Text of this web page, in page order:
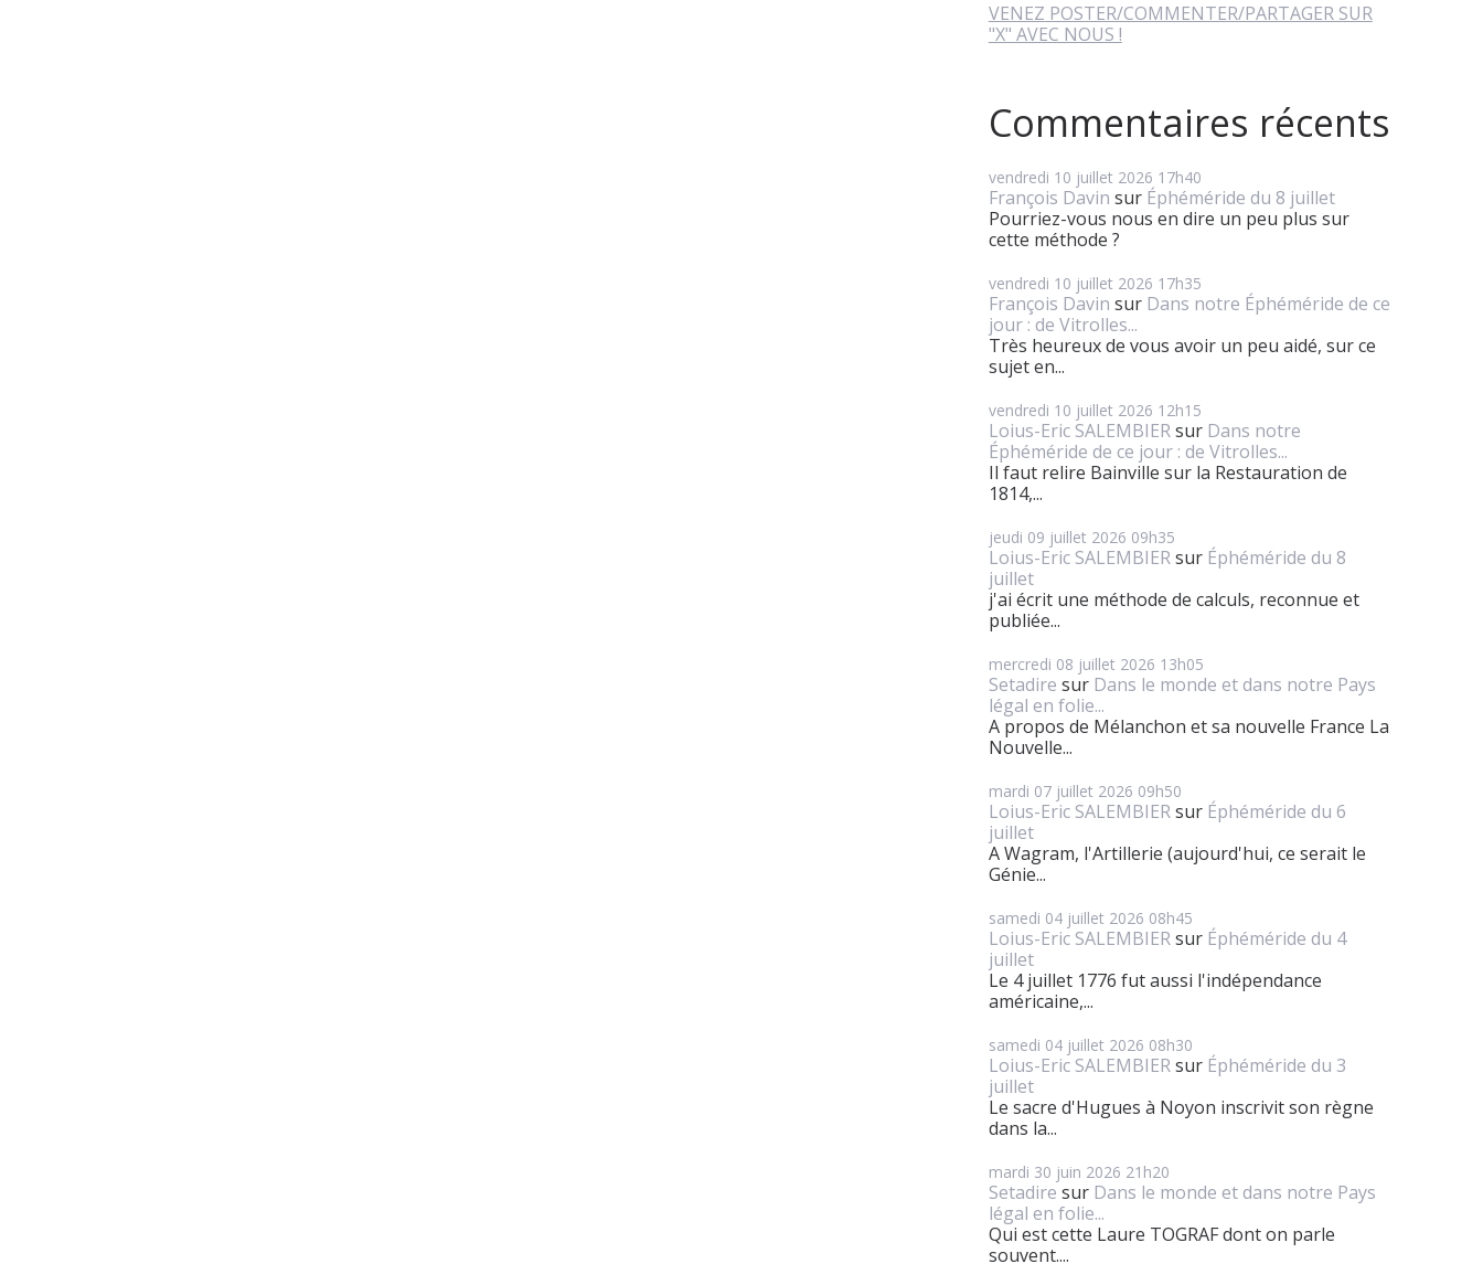
VENEZ POSTER/COMMENTER/PARTAGER SUR
"X" AVEC NOUS !
Commentaires récents
vendredi 10 juillet 2026 17h40
François Davin sur Éphéméride du 8 juillet
Pourriez-vous nous en dire un peu plus sur
cette méthode ?
vendredi 10 juillet 2026 17h35
François Davin sur Dans notre Éphéméride de ce
jour : de Vitrolles...
Très heureux de vous avoir un peu aidé, sur ce
sujet en...
vendredi 10 juillet 2026 12h15
Loius-Eric SALEMBIERsur Dans notre
Éphéméride de ce jour : de Vitrolles...
Il faut relire Bainville sur la Restauration de
1814,...
jeudi 09 juillet 2026 09h35
Loius-Eric SALEMBIERsur Éphéméride du 8
juillet
j'ai écrit une méthode de calculs, reconnue et
publiée...
mercredi 08 juillet 2026 13h05
Setadire sur Dans le monde et dans notre Pays
légal en folie...
A propos de Mélanchon et sa nouvelle France La
Nouvelle...
mardi 07 juillet 2026 09h50
Loius-Eric SALEMBIERsur Éphéméride du 6
juillet
A Wagram, l'Artillerie (aujourd'hui, ce serait le
Génie...
samedi 04 juillet 2026 08h45
Loius-Eric SALEMBIERsur Éphéméride du 4
juillet
Le 4 juillet 1776 fut aussi l'indépendance
américaine,...
samedi 04 juillet 2026 08h30
Loius-Eric SALEMBIERsur Éphéméride du 3
juillet
Le sacre d'Hugues à Noyon inscrivit son règne
dans la...
mardi 30 juin 2026 21h20
Setadire sur Dans le monde et dans notre Pays
légal en folie...
Qui est cette Laure TOGRAF dont on parle
souvent....